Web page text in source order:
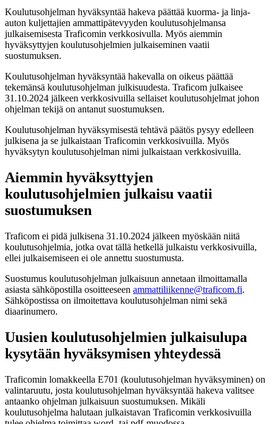
Koulutusohjelman hyväksyntää hakeva päättää kuorma- ja linja-
auton kuljettajien ammattipätevyyden koulutusohjelmansa
julkaisemisesta Traficomin verkkosivulla. Myös aiemmin
hyväksyttyjen koulutusohjelmien julkaiseminen vaatii
suostumuksen.
Koulutusohjelman hyväksyntää hakevalla on oikeus päättää
tekemänsä koulutusohjelman julkisuudesta. Traficom julkaisee
31.10.2024 jälkeen verkkosivuilla sellaiset koulutusohjelmat johon
ohjelman tekijä on antanut suostumuksen.
Koulutusohjelman hyväksymisestä tehtävä päätös pysyy edelleen
julkisena ja se julkaistaan Traficomin verkkosivuilla. Myös
hyväksytyn koulutusohjelman nimi julkaistaan verkkosivuilla.
Aiemmin hyväksyttyjen
koulutusohjelmien julkaisu vaatii
suostumuksen
Traficom ei pidä julkisena 31.10.2024 jälkeen myöskään niitä
koulutusohjelmia, jotka ovat tällä hetkellä julkaistu verkkosivuilla,
ellei julkaisemiseen ei ole annettu suostumusta.
Suostumus koulutusohjelman julkaisuun annetaan ilmoittamalla
asiasta sähköpostilla osoitteeseen ammattiliikenne@traficom.fi.
Sähköpostissa on ilmoitettava koulutusohjelman nimi sekä
diaarinumero.
Uusien koulutusohjelmien julkaisulupa
kysytään hyväksymisen yhteydessä
Traficomin lomakkeella E701 (koulutusohjelman hyväksyminen) on
valintaruutu, josta koulutusohjelman hyväksyntää hakeva valitsee
antaanko ohjelman julkaisuun suostumuksen. Mikäli
koulutusohjelma halutaan julkaistavan Traficomin verkkosivuilla